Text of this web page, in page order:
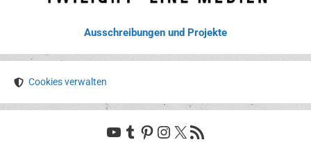
Ausschreibungen und Projekte
Cookies verwalten
YouTube
Tumblr
Pinterest
Instagram
X RSS-Feed